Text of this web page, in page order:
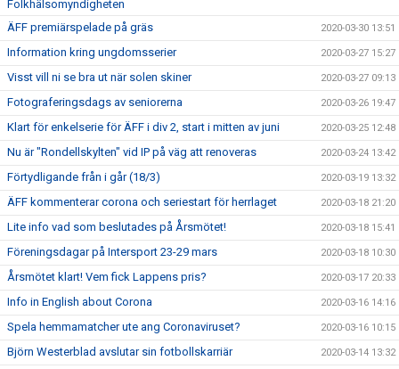
Folkhälsomyndigheten
ÄFF premiärspelade på gräs 2020-03-30 13:51
Information kring ungdomsserier 2020-03-27 15:27
Visst vill ni se bra ut när solen skiner 2020-03-27 09:13
Fotograferingsdags av seniorerna 2020-03-26 19:47
Klart för enkelserie för ÄFF i div 2, start i mitten av juni 2020-03-25 12:48
Nu är "Rondellskylten" vid IP på väg att renoveras 2020-03-24 13:42
Förtydligande från i går (18/3) 2020-03-19 13:32
ÄFF kommenterar corona och seriestart för herrlaget 2020-03-18 21:20
Lite info vad som beslutades på Årsmötet! 2020-03-18 15:41
Föreningsdagar på Intersport 23-29 mars 2020-03-18 10:30
Årsmötet klart! Vem fick Lappens pris? 2020-03-17 20:33
Info in English about Corona 2020-03-16 14:16
Spela hemmamatcher ute ang Coronaviruset? 2020-03-16 10:15
Björn Westerblad avslutar sin fotbollskarriär 2020-03-14 13:32